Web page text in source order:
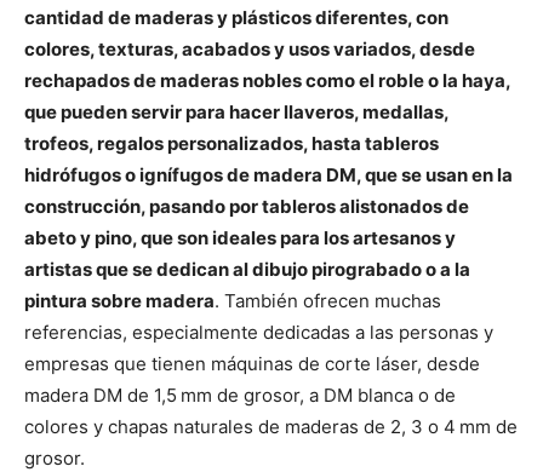
cantidad de maderas y plásticos diferentes, con
colores, texturas, acabados y usos variados, desde
rechapados de maderas nobles como el roble o la haya,
que pueden servir para hacer llaveros, medallas,
trofeos, regalos personalizados, hasta tableros
hidrófugos o ignífugos de madera DM, que se usan en la
construcción, pasando por tableros alistonados de
abeto y pino, que son ideales para los artesanos y
artistas que se dedican al dibujo pirograbado o a la
pintura sobre madera. También ofrecen muchas
referencias, especialmente dedicadas a las personas y
empresas que tienen máquinas de corte láser, desde
madera DM de 1,5 mm de grosor, a DM blanca o de
colores y chapas naturales de maderas de 2, 3 o 4 mm de
grosor.